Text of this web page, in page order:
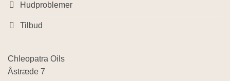
Hudproblemer
Tilbud
Chleopatra Oils
Åstræde 7